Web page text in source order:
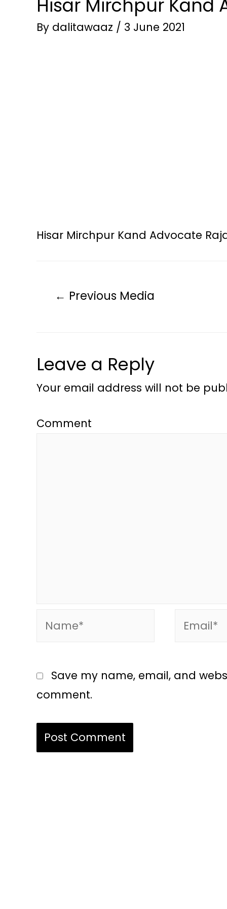
Hisar Mirchpur Kand
By dalitawaaz / 3 June 2021
Hisar Mirchpur Kand Advocate
← Previous Media
Leave a Reply
Your email address will not be
Comment
Save my name, email, and
comment.